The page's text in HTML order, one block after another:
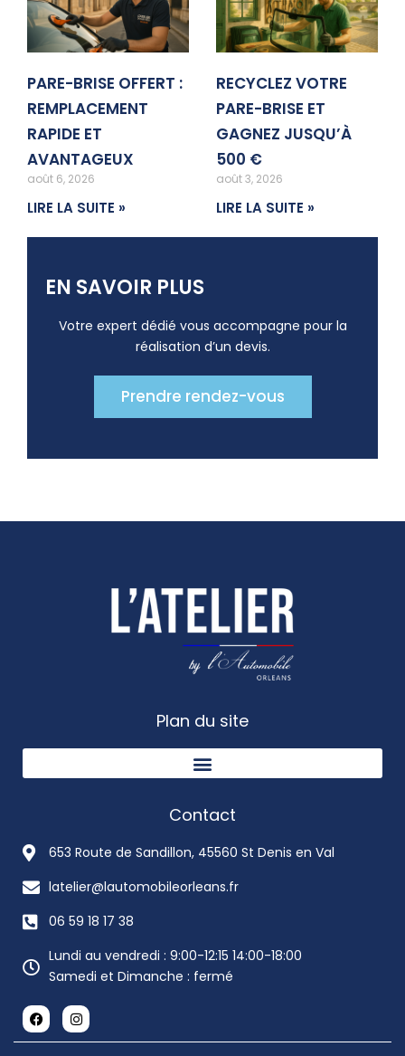
PARE-BRISE OFFERT :
REMPLACEMENT
RAPIDE ET
AVANTAGEUX
août 6, 2026
LIRE LA SUITE »
RECYCLEZ VOTRE
PARE-BRISE ET
GAGNEZ JUSQU’À
500 €
août 3, 2026
LIRE LA SUITE »
EN SAVOIR PLUS
Votre expert dédié vous accompagne pour la
réalisation d’un devis.
Prendre rendez-vous
Plan du site
Contact
653 Route de Sandillon, 45560 St Denis en Val
latelier@lautomobileorleans.fr
06 59 18 17 38
Lundi au vendredi : 9:00-12:15 14:00-18:00
Samedi et Dimanche : fermé
F
a
c
I
n
s